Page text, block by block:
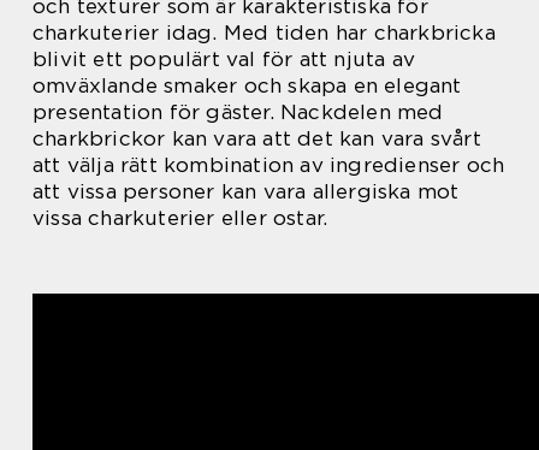
och texturer som är karakteristiska för
charkuterier idag. Med tiden har charkbricka
blivit ett populärt val för att njuta av
omväxlande smaker och skapa en elegant
presentation för gäster. Nackdelen med
charkbrickor kan vara att det kan vara svårt
att välja rätt kombination av ingredienser och
att vissa personer kan vara allergiska mot
vissa charkuterier eller ostar.